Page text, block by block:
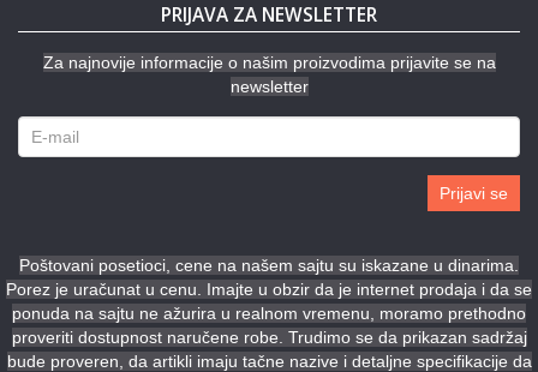
PRIJAVA ZA NEWSLETTER
Za najnovije informacije o našim proizvodima prijavite se na
newsletter
Prijavi se
Poštovani posetioci, cene na našem sajtu su iskazane u dinarima.
Porez je uračunat u cenu. Imajte u obzir da je internet prodaja i da se
ponuda na sajtu ne ažurira u realnom vremenu, moramo prethodno
proveriti dostupnost naručene robe. Trudimo se da prikazan sadržaj
bude proveren, da artikli imaju tačne nazive i detaljne specifikacije da